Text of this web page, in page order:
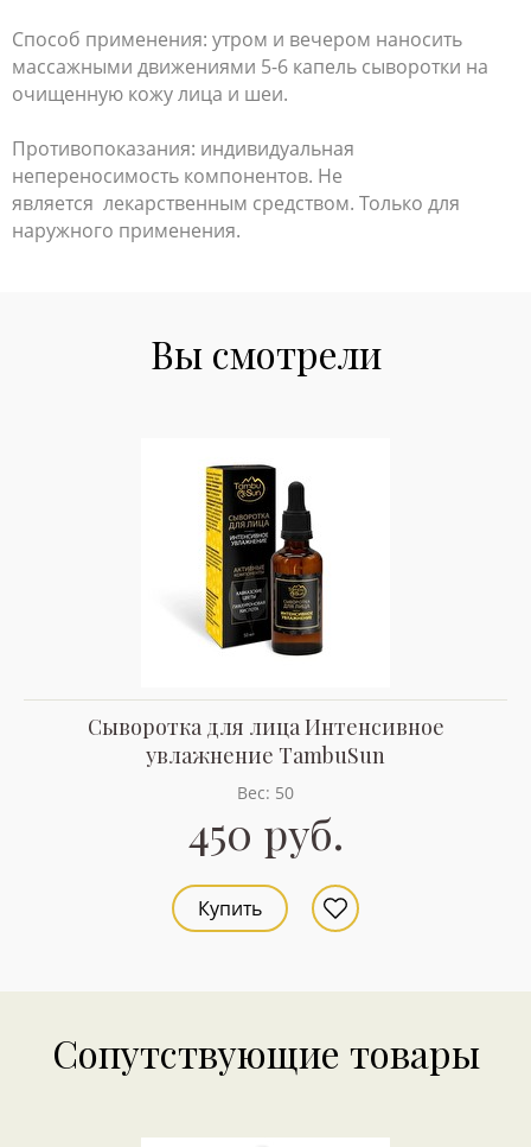
Способ применения: утром и вечером наносить
массажными движениями 5-6 капель сыворотки на
очищенную кожу лица и шеи.
Противопоказания: индивидуальная
непереносимость компонентов. Не
является лекарственным средством. Только для
наружного применения.
Вы смотрели
Сыворотка для лица Интенсивное
увлажнение TambuSun
Вес: 50
450 руб.
Купить
Сопутствующие товары